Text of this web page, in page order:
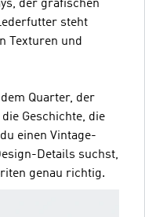
der grafischen
steht
Texturen und
Quarter, der
Geschichte, die
einen Vintage-
Details suchst,
genau richtig.